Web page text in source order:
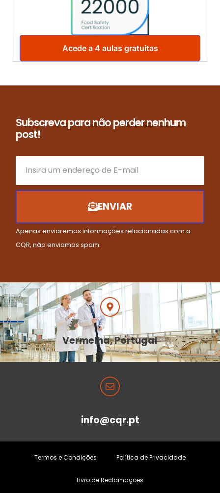
Acede a 4 aulas gratuitas
Subscreva para não perder nenhum
post!
ENVIAR
Apenas enviaremos informações relacionadas com a
CQR, não enviamos spam.
Vermelha, Portugal
info@cqr.pt
Termos e Condições Política de Privacidade
Livro de Reclamações